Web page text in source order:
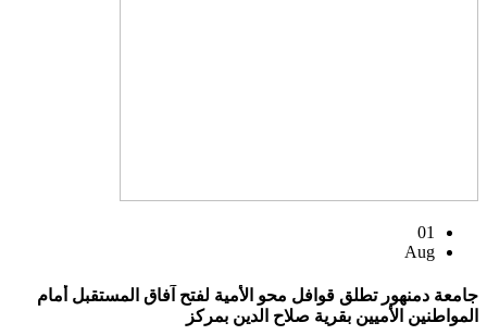
01
Aug
جامعة دمنهور تطلق قوافل محو الأمية لفتح آفاق المستقبل أمام
المواطنين الأميين بقرية صلاح الدين بمركز